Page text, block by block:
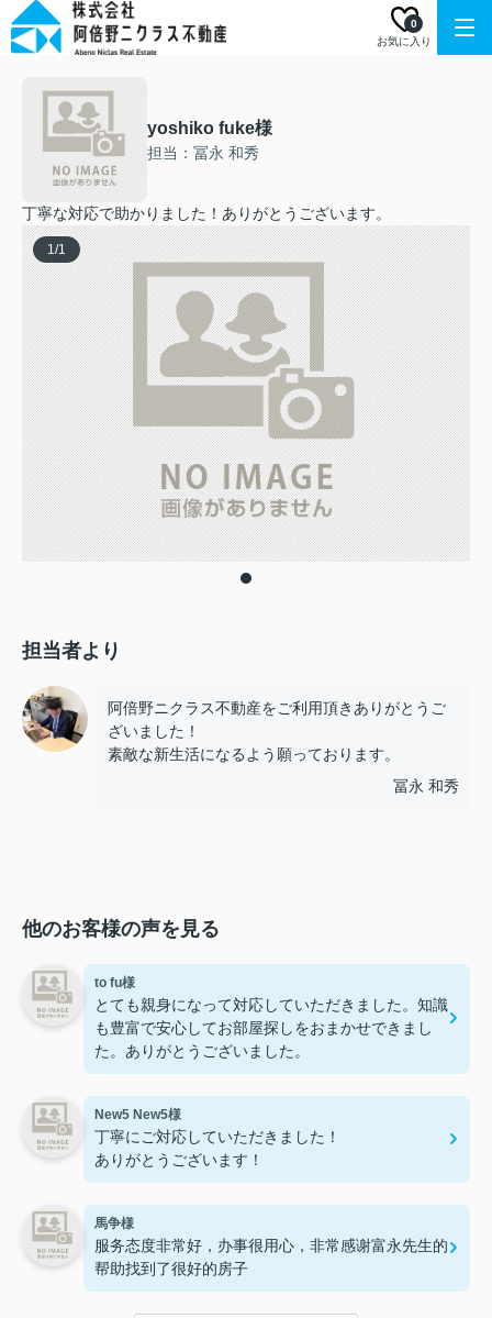
お気に入り
0
yoshiko fuke様
担当：冨永 和秀
丁寧な対応で助かりました！ありがとうございます。
1/1
担当者より
阿倍野ニクラス不動産をご利用頂きありがとうご
ざいました！
素敵な新生活になるよう願っております。
冨永 和秀
他のお客様の声を見る
to fu様
とても親身になって対応していただきました。知識
も豊富で安心してお部屋探しをおまかせできまし
た。ありがとうございました。
New5 New5様
丁寧にご対応していただきました！
ありがとうございます！
馬争様
服务态度非常好，办事很用心，非常感谢富永先生的
帮助找到了很好的房子